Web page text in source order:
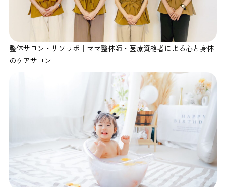
整体サロン・リソラボ｜ママ整体師・医療資格者による心と身体
のケアサロン